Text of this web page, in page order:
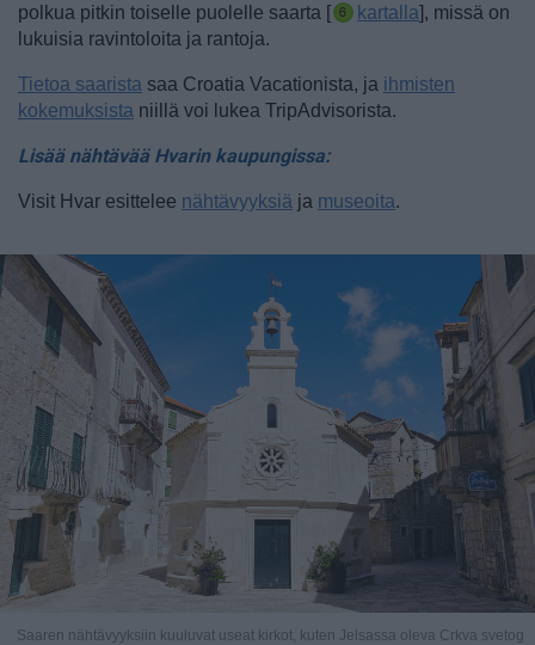
polkua pitkin toiselle puolelle saarta [
kartalla], missä on
lukuisia ravintoloita ja rantoja.
Tietoa saarista saa Croatia Vacationista, ja ihmisten
kokemuksista niillä voi lukea TripAdvisorista.
Lisää nähtävää Hvarin kaupungissa:
Visit Hvar esittelee nähtävyyksiä ja museoita.
Saaren nähtävyyksiin kuuluvat useat kirkot, kuten Jelsassa oleva Crkva svetog